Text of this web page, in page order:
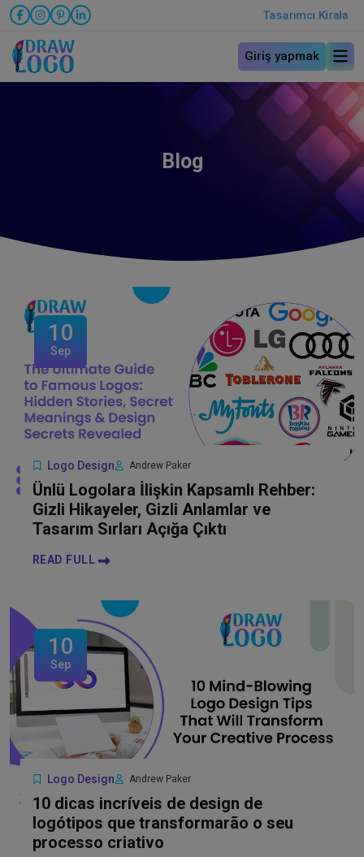
Tasarımcı Kirala
Giriş yapmak
Blog
10
Sep
Logo Design Andrew Paker
Ünlü Logolara İlişkin Kapsamlı Rehber:
Gizli Hikayeler, Gizli Anlamlar ve
Tasarım Sırları Açığa Çıktı
READ FULL
10
Sep
Logo Design Andrew Paker
10 dicas incríveis de design de
logótipos que transformarão o seu
processo criativo